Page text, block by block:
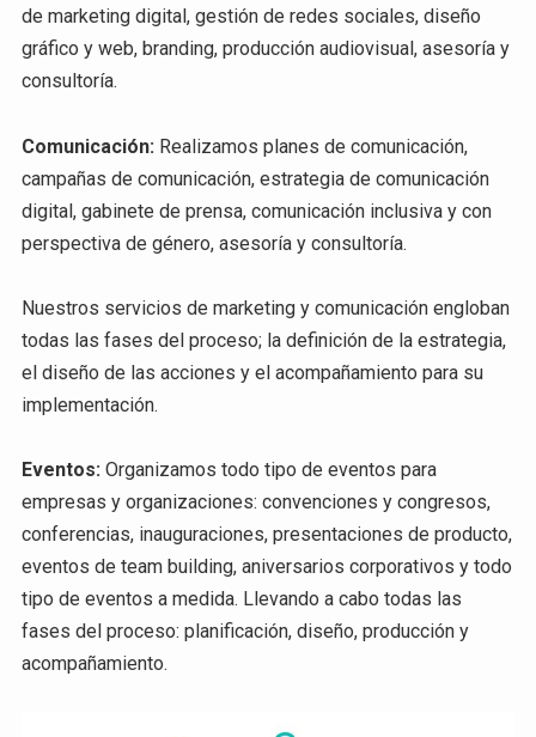
de marketing digital, gestión de redes sociales, diseño
gráfico y web, branding, producción audiovisual, asesoría y
consultoría.
Comunicación: Realizamos planes de comunicación,
campañas de comunicación, estrategia de comunicación
digital, gabinete de prensa, comunicación inclusiva y con
perspectiva de género, asesoría y consultoría.
Nuestros servicios de marketing y comunicación engloban
todas las fases del proceso; la definición de la estrategia,
el diseño de las acciones y el acompañamiento para su
implementación.
Eventos: Organizamos todo tipo de eventos para
empresas y organizaciones: convenciones y congresos,
conferencias, inauguraciones, presentaciones de producto,
eventos de team building, aniversarios corporativos y todo
tipo de eventos a medida. Llevando a cabo todas las
fases del proceso: planificación, diseño, producción y
acompañamiento.